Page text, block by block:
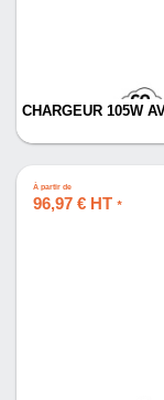
CHARGEUR 105W
À partir de
96,97 € HT *